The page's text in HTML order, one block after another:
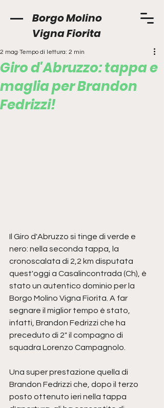
Borgo Molino
Vigna Fiorita
Giro d'Abruzzo: tappa e
maglia per Brandon
Fedrizzi!
2 mag Tempo di lettura: 2 min
Il Giro d'Abruzzo si tinge di verde e
nero: nella seconda tappa, la
cronoscalata di 2,2 km disputata
quest'oggi a Casalincontrada (Ch), è
stato un autentico dominio per la
Borgo Molino Vigna Fiorita. A far
segnare il miglior tempo è stato,
infatti, Brandon Fedrizzi che ha
preceduto di 2" il compagno di
squadra Lorenzo Campagnolo.
Una super prestazione quella di
Brandon Fedrizzi che, dopo il terzo
posto ottenuto ieri nella tappa